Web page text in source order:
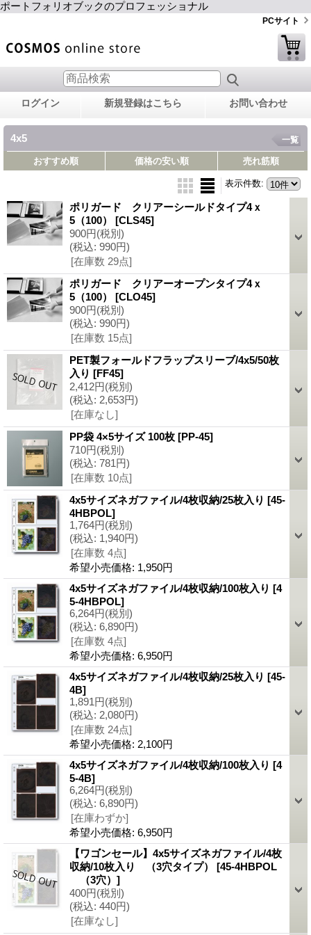
ポートフォリオブックのプロフェッショナル
PCサイト
ログイン 新規登録はこちら お問い合わせ
4x5 一覧
おすすめ順 価格の安い順 売れ筋順
表示件数:
ポリガード クリアーシールドタイプ4ｘ
5（100） [CLS45]
900円(税別)
(税込: 990円)
[在庫数 29点]
ポリガード クリアーオープンタイプ4ｘ
5（100） [CLO45]
900円(税別)
(税込: 990円)
[在庫数 15点]
PET製フォールドフラップスリーブ/4x5/50枚
入り [FF45]
2,412円(税別)
(税込: 2,653円)
[在庫なし]
PP袋 4×5サイズ 100枚 [PP-45]
710円(税別)
(税込: 781円)
[在庫数 10点]
4x5サイズネガファイル/4枚収納/25枚入り [45-
4HBPOL]
1,764円(税別)
(税込: 1,940円)
[在庫数 4点]
希望小売価格: 1,950円
4x5サイズネガファイル/4枚収納/100枚入り [4
5-4HBPOL]
6,264円(税別)
(税込: 6,890円)
[在庫数 4点]
希望小売価格: 6,950円
4x5サイズネガファイル/4枚収納/25枚入り [45-
4B]
1,891円(税別)
(税込: 2,080円)
[在庫数 24点]
希望小売価格: 2,100円
4x5サイズネガファイル/4枚収納/100枚入り [4
5-4B]
6,264円(税別)
(税込: 6,890円)
[在庫わずか]
希望小売価格: 6,950円
【ワゴンセール】4x5サイズネガファイル/4枚
収納/10枚入り （3穴タイプ） [45-4HBPOL
（3穴）]
400円(税別)
(税込: 440円)
[在庫なし]